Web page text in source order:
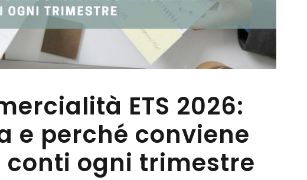
ETS 2026:
e perché conviene
ogni trimestre